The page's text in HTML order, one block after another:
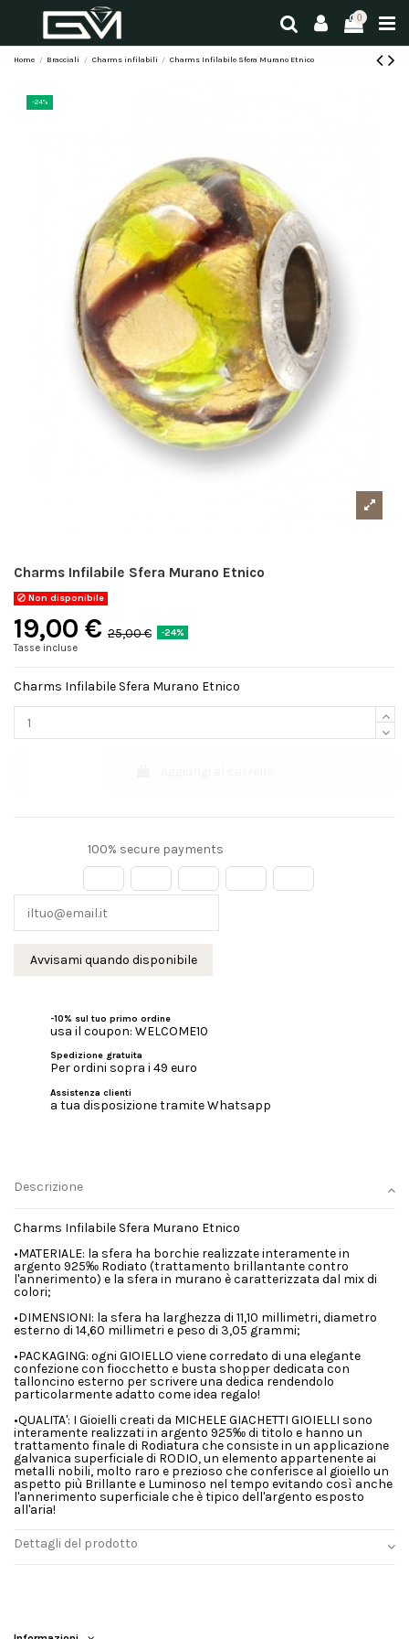
0
Home Bracciali Charms infilabili Charms Infilabile Sfera Murano Etnico
-24%
Charms Infilabile Sfera Murano Etnico
Non disponibile
19,00 € 25,00 €
-24%
Tasse incluse
Charms Infilabile Sfera Murano Etnico
100% secure payments
-10% sul tuo primo ordine
usa il coupon: WELCOME10
Spedizione gratuita
Per ordini sopra i 49 euro
Assistenza clienti
a tua disposizione tramite Whatsapp
Descrizione
Charms Infilabile Sfera Murano Etnico
•MATERIALE: la sfera ha borchie realizzate interamente in
argento 925‰ Rodiato (trattamento brillantante contro
l'annerimento) e la sfera in murano è caratterizzata dal mix di
colori;
•DIMENSIONI: la sfera ha larghezza di 11,10 millimetri, diametro
esterno di 14,60 millimetri e peso di 3,05 grammi;
•PACKAGING: ogni GIOIELLO viene corredato di una elegante
confezione con fiocchetto e busta shopper dedicata con
talloncino esterno per scrivere una dedica rendendolo
particolarmente adatto come idea regalo!
•QUALITA': I Gioielli creati da MICHELE GIACHETTI GIOIELLI sono
interamente realizzati in argento 925‰ di titolo e hanno un
trattamento finale di Rodiatura che consiste in un applicazione
galvanica superficiale di RODIO, un elemento appartenente ai
metalli nobili, molto raro e prezioso che conferisce al gioiello un
aspetto più Brillante e Luminoso nel tempo evitando così anche
l'annerimento superficiale che è tipico dell'argento esposto
all'aria!
Dettagli del prodotto